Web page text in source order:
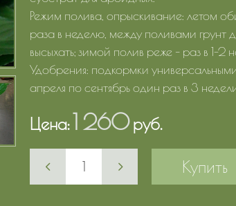
Режим полива, опрыскивание: летом
раза в неделю, между поливами грунт
высыхать; зимой полив реже – раз в 1-2
Удобрения: подкормки
апреля по сентябрь один раз в 3
Цена:1 260руб.
Купить